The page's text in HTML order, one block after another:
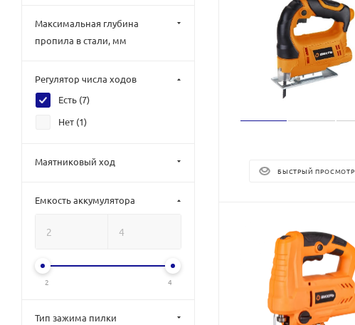
БЫСТРЫЙ ПРОСМОТР
Максимальная глубина
пропила в стали, мм
Регулятор числа ходов
Есть (7)
Нет (1)
Маятниковый ход
Емкость аккумулятора
2 4
Тип зажима пилки